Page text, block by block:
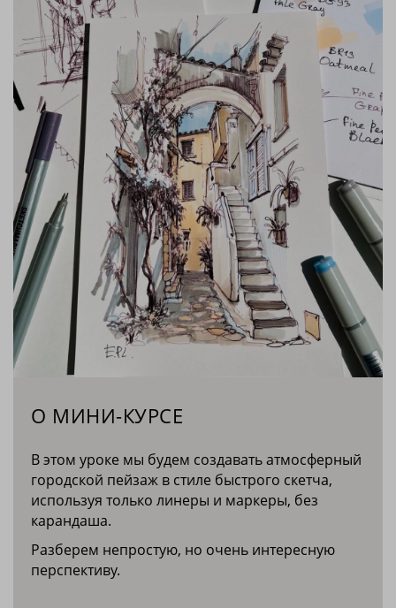
О МИНИ-КУРСЕ
В этом уроке мы будем создавать атмосферный
городской пейзаж в стиле быстрого скетча,
используя только линеры и маркеры, без
карандаша.
Разберем непростую, но очень интересную
перспективу.